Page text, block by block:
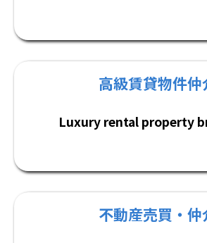
高級賃貸物件仲
Luxury rental property
不動産売買・仲